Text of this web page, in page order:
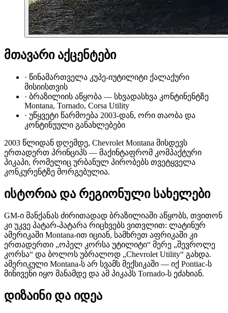
მთავარი აქცენტები
· წინამართველა კუპე-იუტილიტი ქალაქური
მისიისთვის
· ბრაზილიის აწყობა — სხვადასხვა კონტინენტზე
Montana, Tornado, Corsa Utility
· უწყვეტი წარმოება 2003-დან, ორი თაობა და
კონტინუული განახლებები
2003 წლიდან დღემდე, Chevrolet Montana მისდევს
ერთადერთ პრინციპს — მაქინტაფრომ კომპაქტური
პიკაპი, რომელიც ურბანულ პირობებს თვეტყველა
კონკურენტზე მორგებულია.
ისტორია და რეგიონული სახელები
GM-ი მანქანას ძირითადად ბრაზილიაში აწყობს, თვითონ
კი უკვე პატარ-პატარა რიცხვებს ვითვლით: ლატინურ
ამერიკაში Montana-ით იციან, სამხრეთ აფრიკაში კი
ერთადერთი „ოპელ კორსა უტილიტი“ მერე „შევროლე
კორსა“ და ბოლოს უბრალოდ „Chevrolet Utility“ გახდა.
ამერიკული Montana-ს არ სვამს მექსიკაში — იქ Pontiac-ს
მინივენი იყო მანამდე და ამ პიკაპს Tornado-ს ეძახიან.
დიზაინი და იდეა